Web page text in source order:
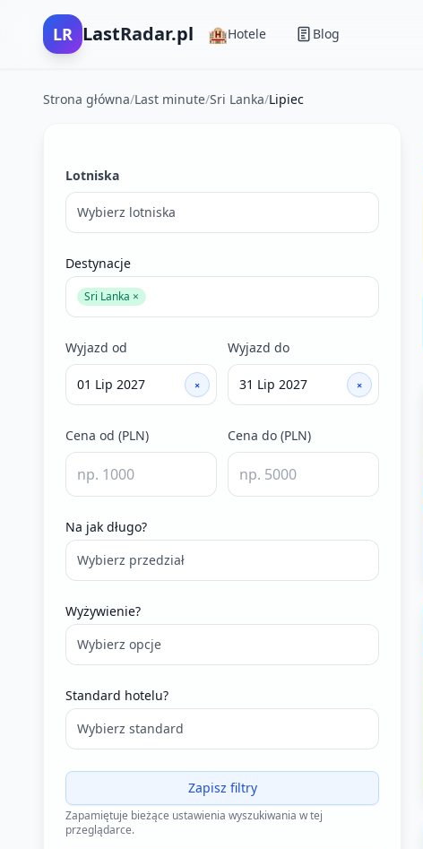
LR LastRadar.pl 🏨Hotele Blog
Strona główna/Last minute/Sri Lanka/Lipiec
Lotniska
Wybierz lotniska
Destynacje
Sri Lanka ×
Wyjazd od
×
Wyjazd do
×
Cena od (PLN) Cena do (PLN)
Na jak długo?
Wybierz przedział
Wyżywienie?
Wybierz opcje
Standard hotelu?
Wybierz standard
Zapisz filtry
Zapamiętuje bieżące ustawienia wyszukiwania w tej
przeglądarce.